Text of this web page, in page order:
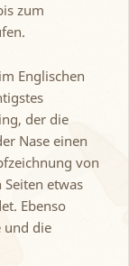
zum
Englischen
der die
Nase einen
von
etwas
Ebenso
und die